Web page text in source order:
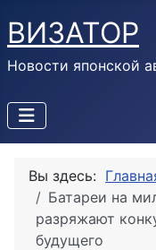
ВИЗАТОР
Новости японской
Вы здесь:
Батареи на
разряжают
будущего